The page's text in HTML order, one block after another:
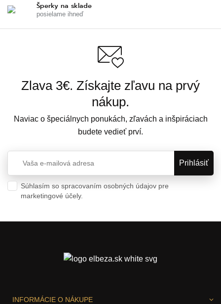
Šperky na sklade
posielame ihneď
Zlava 3€. Získajte zľavu na prvý
nákup.
Naviac o špeciálnych ponukách, zľavách a inšpiráciach
budete vedieť prví.
Súhlasím so spracovaním osobných údajov pre
marketingové účely.
INFORMÁCIE O NÁKUPE